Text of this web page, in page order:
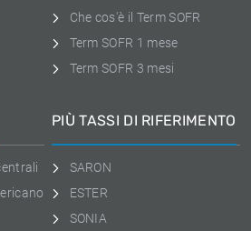
Che cos'è il Term SOFR
Term SOFR 1 mese
Term SOFR 3 mesi
PIÙ TASSI DI RIFERIMENTO
SARON
ESTER
SONIA